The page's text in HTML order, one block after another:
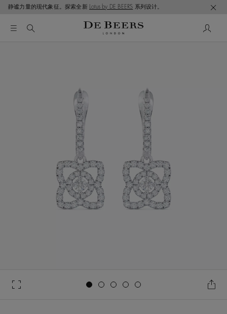
静谧力量的现代象征。探索全新 Lotus by DE BEERS 系列设计。